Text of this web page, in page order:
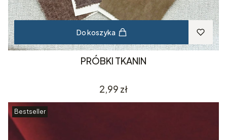
Do koszyka
PRÓBKI TKANIN
Cena
2,99 zł
Bestseller